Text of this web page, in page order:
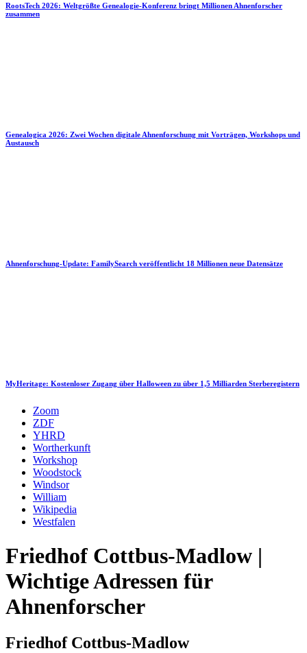
RootsTech 2026: Weltgrößte Genealogie-Konferenz bringt Millionen Ahnenforscher
zusammen
Genealogica 2026: Zwei Wochen digitale Ahnenforschung mit Vorträgen, Workshops und
Austausch
Ahnenforschung-Update: FamilySearch veröffentlicht 18 Millionen neue Datensätze
MyHeritage: Kostenloser Zugang über Halloween zu über 1,5 Milliarden Sterberegistern
Zoom
ZDF
YHRD
Wortherkunft
Workshop
Woodstock
Windsor
William
Wikipedia
Westfalen
Friedhof Cottbus-Madlow |
Wichtige Adressen für
Ahnenforscher
Friedhof Cottbus-Madlow